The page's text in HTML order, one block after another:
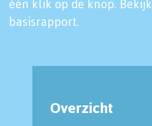
één klik op de knop. Bekijk
basisrapport.
Overzicht